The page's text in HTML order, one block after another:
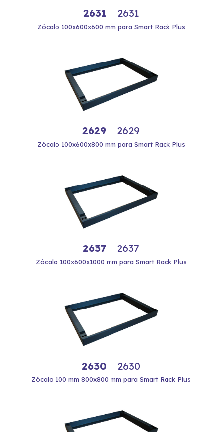
2631 2631
Zócalo 100x600x600 mm para Smart Rack Plus
2629 2629
Zócalo 100x600x800 mm para Smart Rack Plus
2637 2637
Zócalo 100x600x1000 mm para Smart Rack Plus
2630 2630
Zócalo 100 mm 800x800 mm para Smart Rack Plus